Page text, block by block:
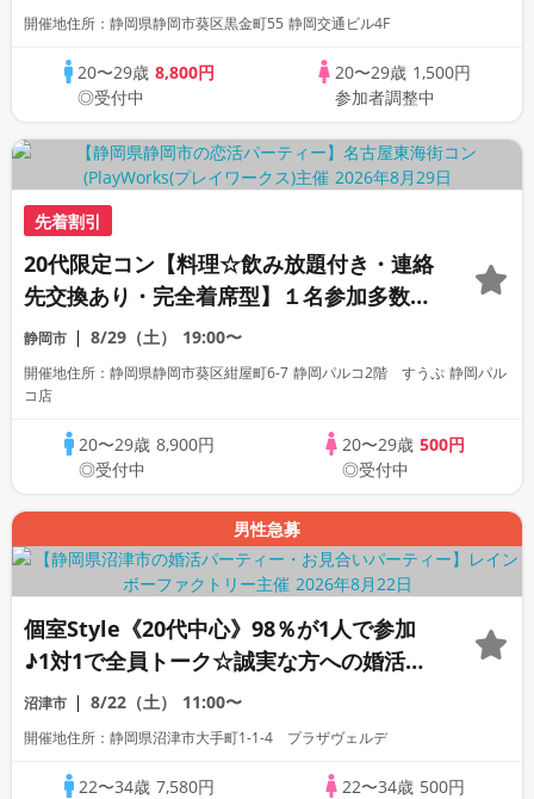
開催地住所：静岡県静岡市葵区黒金町55 静岡交通ビル4F
20〜29歳8,800円
◎受付中
20〜29歳 1,500円
参加者調整中
先着割引
20代限定コン【料理☆飲み放題付き・連絡
先交換あり・完全着席型】１名参加多数・
初参加も大歓迎☆プレイワークス主催☆
静岡市 8/29（土） 19:00〜
開催地住所：静岡県静岡市葵区紺屋町6-7 静岡パルコ2階 すうぷ 静岡パル
コ店
20〜29歳 8,900円
◎受付中
20〜29歳 500円
◎受付中
男性急募
個室Style《20代中心》98％が1人で参加
♪1対1で全員トーク☆誠実な方への婚活パ
ーティー
沼津市 8/22（土） 11:00〜
開催地住所：静岡県沼津市大手町1-1-4 プラザヴェルデ
22〜34歳 7,580円
22〜34歳 500円